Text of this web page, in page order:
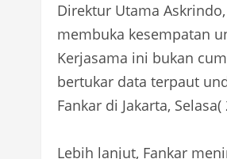
Direktur Utama
membuka kesempatan
Kerjasama ini bukan
bertukar data terpaut
Fankar di Jakarta, Selasa(
Lebih lanjut, Fankar